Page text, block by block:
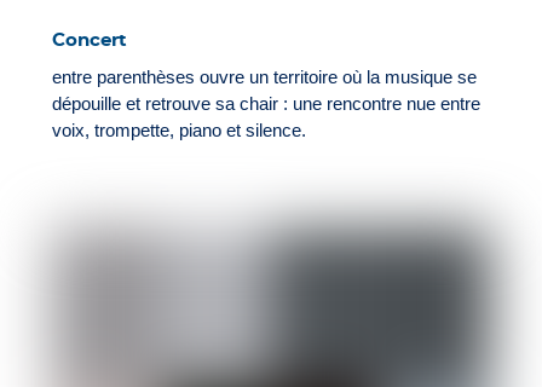
Concert
entre parenthèses ouvre un territoire où la musique se
dépouille et retrouve sa chair : une rencontre nue entre
voix, trompette, piano et silence.